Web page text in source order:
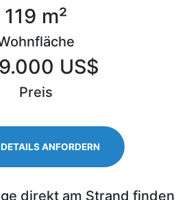
119 m²
US$
Preis
ANFORDERN
direkt am Strand finden